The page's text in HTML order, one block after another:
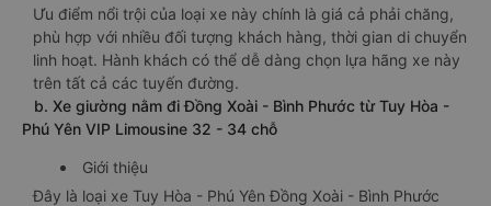
Ưu điểm nổi trội của loại xe này chính là giá cả phải chăng,
phù hợp với nhiều đối tượng khách hàng, thời gian di chuyển
linh hoạt. Hành khách có thể dễ dàng chọn lựa hãng xe này
trên tất cả các tuyến đường.
b. Xe giường nằm đi Đồng Xoài - Bình Phước từ Tuy Hòa -
Phú Yên VIP Limousine 32 - 34 chỗ
Giới thiệu
Đây là loại xe Tuy Hòa - Phú Yên Đồng Xoài - Bình Phước